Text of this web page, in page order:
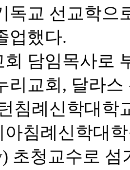
독교 선교학으
업했다.
담임목사로
리교회, 달라
침례신학대학
침례신학대학
초청교수로